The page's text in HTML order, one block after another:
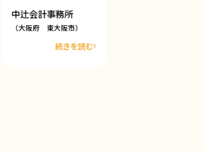
中辻会計事務所
（大阪府 東大阪市）
続きを読む